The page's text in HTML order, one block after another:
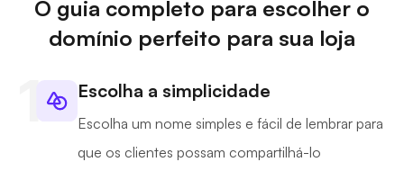
O guia completo para escolher o
domínio perfeito para sua loja
Escolha a simplicidade
Escolha um nome simples e fácil de lembrar para
que os clientes possam compartilhá-lo